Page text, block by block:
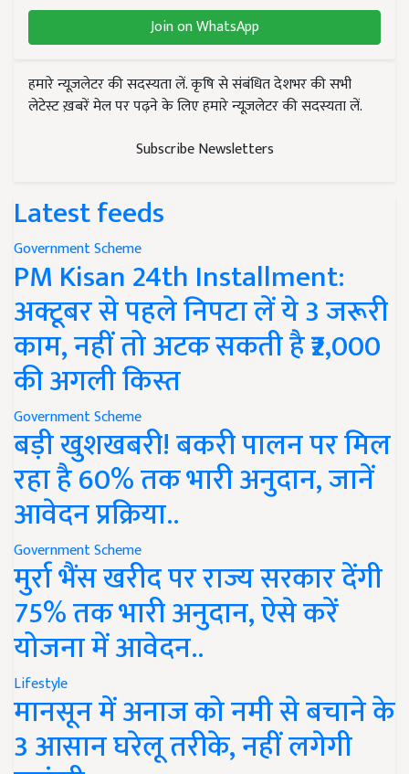
Join on WhatsApp
हमारे न्यूज़लेटर की सदस्यता लें. कृषि से संबंधित देशभर की सभी
लेटेस्ट ख़बरें मेल पर पढ़ने के लिए हमारे न्यूज़लेटर की सदस्यता लें.
Subscribe Newsletters
Latest feeds
Government Scheme
PM Kisan 24th Installment:
अक्टूबर से पहले निपटा लें ये 3 जरूरी
काम, नहीं तो अटक सकती है ₹2,000
की अगली किस्त
Government Scheme
बड़ी खुशखबरी! बकरी पालन पर मिल
रहा है 60% तक भारी अनुदान, जानें
आवेदन प्रक्रिया..
Government Scheme
मुर्रा भैंस खरीद पर राज्य सरकार देंगी
75% तक भारी अनुदान, ऐसे करें
योजना में आवेदन..
Lifestyle
मानसून में अनाज को नमी से बचाने के
3 आसान घरेलू तरीके, नहीं लगेगी